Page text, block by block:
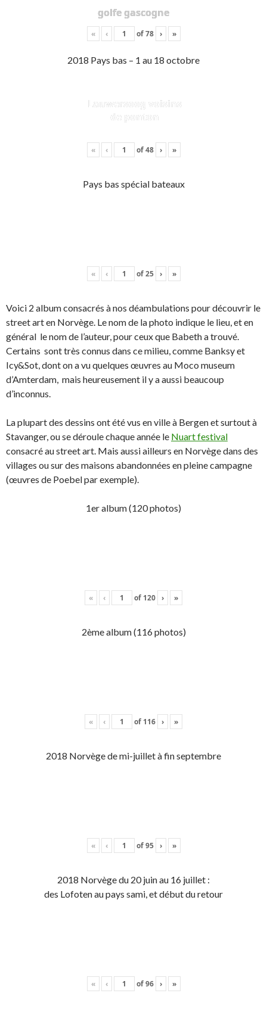
golfe gascogne
« ‹ of78 › »
2018 Pays bas – 1 au 18 octobre
Lauwersoog voisins
de ponton
« ‹ of48 › »
Pays bas spécial bateaux
« ‹ of25 › »
Voici 2 album consacrés à nos déambulations pour découvrir le
street art en Norvège. Le nom de la photo indique le lieu, et en
général le nom de l’auteur, pour ceux que Babeth a trouvé.
Certains sont très connus dans ce milieu, comme Banksy et
Icy&Sot, dont on a vu quelques œuvres au Moco museum
d’Amterdam, mais heureusement il y a aussi beaucoup
d’inconnus.
La plupart des dessins ont été vus en ville à Bergen et surtout à
Stavanger, ou se déroule chaque année le Nuart festival
consacré au street art. Mais aussi ailleurs en Norvège dans des
villages ou sur des maisons abandonnées en pleine campagne
(œuvres de Poebel par exemple).
1er album (120 photos)
« ‹ of 120 › »
2ème album (116 photos)
« ‹ of 116 › »
2018 Norvège de mi-juillet à fin septembre
« ‹ of95 › »
2018 Norvège du 20 juin au 16 juillet :
des Lofoten au pays sami, et début du retour
« ‹ of96 › »